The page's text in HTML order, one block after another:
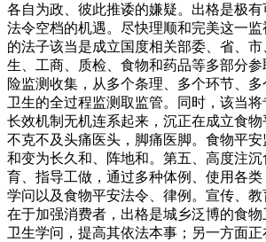
各自为政、彼此推诿的嫌疑。出格是极
法令空档的机遇。尽快理顺和完美这一
的法子该当是成立国度相关部委、省、
生、工商、质检、食物和药品等多部分
险监测收集，从多个条理、多个环节、
卫生的全过程监测取监管。同时，该当
长效机制无机连系起来，沉正在成立食
不克不及头痛医头，脚痛医脚。食物平
和变为长久和、阵地和。第五、高度注
育、指导工做，通过多种体例、使用各
学问以及食物平安法令、律例。宣传、
在于加强消费者，出格是城乡泛博的食
卫生学问，提高其依法本事；另一方面